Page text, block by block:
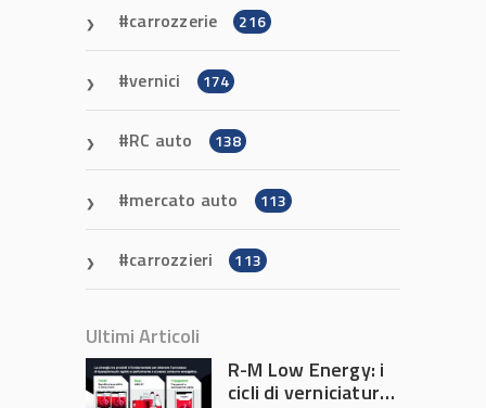
carrozzerie 216
vernici 174
RC auto 138
mercato auto 113
carrozzieri 113
Ultimi Articoli
R-M Low Energy: i
cicli di verniciatura